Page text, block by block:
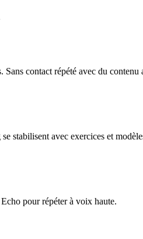
contact répété avec du contenu
stabilisent avec exercices et
pour répéter à voix haute.